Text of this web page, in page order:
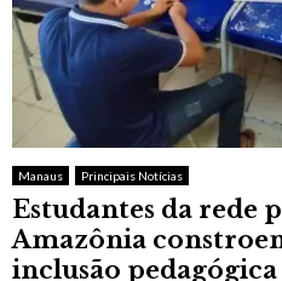
Manaus Principais Notícias
Estudantes da rede
Amazônia
inclusão pedagógica